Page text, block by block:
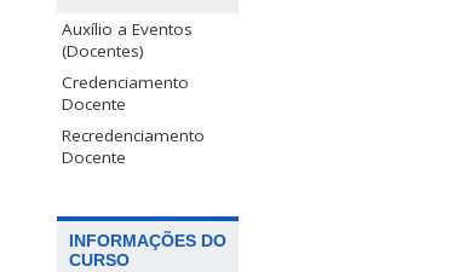
Auxílio a Eventos
(Docentes)
Credenciamento
Docente
Recredenciamento
Docente
INFORMAÇÕES DO
CURSO